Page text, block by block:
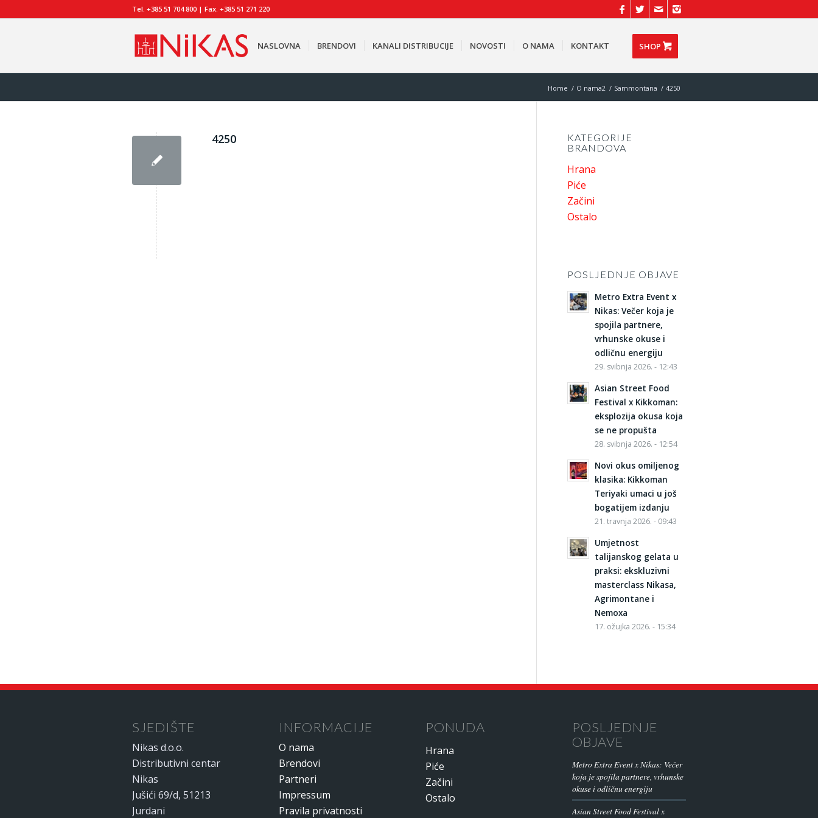
Tel. +385 51 704 800 | Fax. +385 51 271 220
NASLOVNA BRENDOVI KANALI DISTRIBUCIJE NOVOSTI O NAMA KONTAKT SHOP
Home / O nama2 / Sammontana / 4250
4250
KATEGORIJE
BRANDOVA
Hrana
Piće
Začini
Ostalo
POSLJEDNJE OBJAVE
Metro Extra Event x
Nikas: Večer koja je
spojila partnere,
vrhunske okuse i
odličnu energiju
29. svibnja 2026. - 12:43
Asian Street Food
Festival x Kikkoman:
eksplozija okusa koja
se ne propušta
28. svibnja 2026. - 12:54
Novi okus omiljenog
klasika: Kikkoman
Teriyaki umaci u još
bogatijem izdanju
21. travnja 2026. - 09:43
Umjetnost
talijanskog gelata u
praksi: ekskluzivni
masterclass Nikasa,
Agrimontane i
Nemoxa
17. ožujka 2026. - 15:34
SJEDIŠTE
Nikas d.o.o.
Distributivni centar
Nikas
Jušići 69/d, 51213
Jurdani
INFORMACIJE
O nama
Brendovi
Partneri
Impressum
Pravila privatnosti
PONUDA
Hrana
Piće
Začini
Ostalo
POSLJEDNJE
OBJAVE
Metro Extra Event x Nikas: Večer
koja je spojila partnere, vrhunske
okuse i odličnu energiju
Asian Street Food Festival x